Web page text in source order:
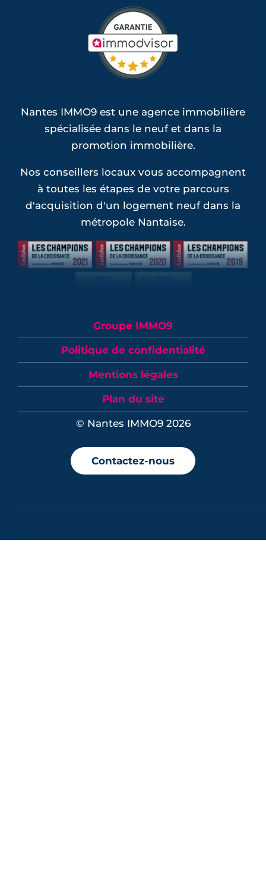
Nantes IMMO9 est une agence immobilière
spécialisée dans le neuf et dans la
promotion immobilière.
Nos conseillers locaux vous accompagnent
à toutes les étapes de votre parcours
d'acquisition d'un logement neuf dans la
métropole Nantaise.
Groupe IMMO9
Politique de confidentialité
Mentions légales
Plan du site
© Nantes IMMO9 2026
Contactez-nous